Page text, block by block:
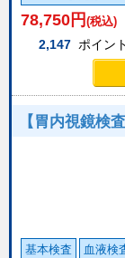
78,750 円 (税込)
2,147 ポイント
【胃内視鏡検
基本検査 血液検